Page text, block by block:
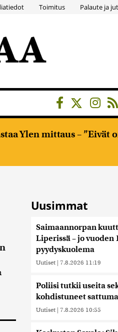
Toimitus Palaute ja
Ylen mittaus – ”Eivät
Uusimmat
Saimaannorpan
Liperissä – jo
pyydyskuolema
Uutiset | 7.8.2026 11:19
Poliisi tutkii useita
kohdistuneet
Uutiset | 7.8.2026 10:55